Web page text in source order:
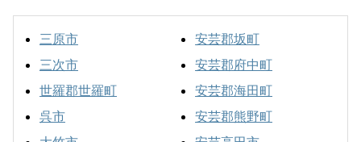
三原市
三次市
世羅郡世羅町
呉市
安芸郡坂町
安芸郡府中町
安芸郡海田町
安芸郡熊野町